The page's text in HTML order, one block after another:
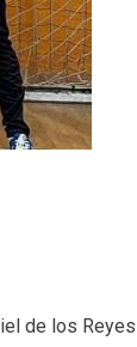
de los Reyes